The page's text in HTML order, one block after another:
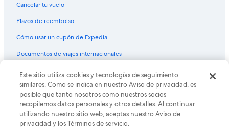
Vuelos de Monterrey (MTY) a Phoenix (PHX)
Vuelos de Mexicali (MXL) a Phoenix (PHX)
Vuelos de Mazatlán (MZT) a Phoenix (PHX)
Vuelos de Oakland (OAK) a Phoenix (PHX)
Vuelos de Nogales (OLS) a Phoenix (PHX)
Vuelos de Omaha (OMA) a Phoenix (PHX)
Vuelos de Chicago (ORD) a Phoenix (PHX)
Vuelos de Filadelfia (PHL) a Phoenix (PHX)
Cancelar tu vuelo
Plazos de reembolso
Cómo usar un cupón de Expedia
Documentos de viajes internacionales
© 2026 Expedia, Inc., una empresa de Expedia Group. Todos los
derechos reservados. Expedia y el logo de Expedia son marcas
registradas o marcas comerciales de Expedia, Inc. CST# 2029030-50.
Este sitio utiliza cookies y tecnologías de seguimiento
similares. Como se indica en nuestro Aviso de privacidad, es
posible que tanto nosotros como nuestros socios
recopilemos datos personales y otros detalles. Al continuar
utilizando nuestro sitio web, aceptas nuestro Aviso de
privacidad y los Términos de servicio.